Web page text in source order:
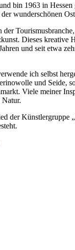
bin 1963 in Hessen
wunderschönen
der
Dieses kreative
und seit etwa
ich selbst
und Seide,
Viele meiner
Natur.
der Künstlergruppe